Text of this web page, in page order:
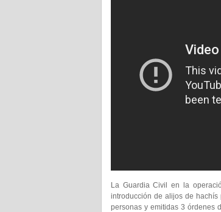
La Guardia Civil en la
introducción de alijos de
personas y emitidas 3 órdenes